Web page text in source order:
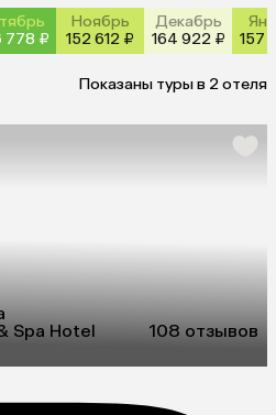
778 ₽
Ноябрь
152 612 ₽
Декабрь
164 922 ₽
157
Показаны туры в 2 отеля
Spa Hotel
108 отзывов